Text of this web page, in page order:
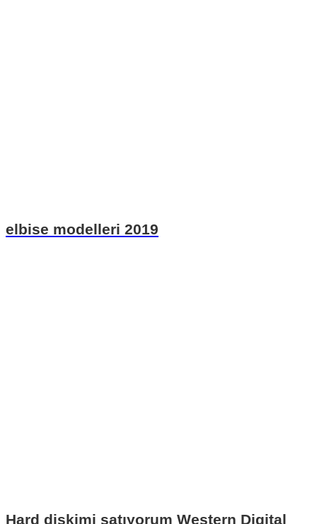
elbise modelleri 2019
Hard diskimi satıyorum Western Digital